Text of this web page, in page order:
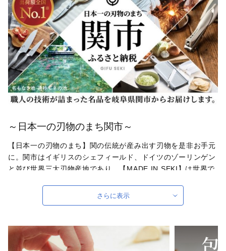
～日本一の刃物のまち関市～
【日本一の刃物のまち】関の伝統が産み出す刃物を是非お手元
に。関市はイギリスのシェフィールド、ドイツのゾーリンゲン
と並び世界三大刃物産地であり、【MADE IN SEKI】は世界で
として隆盛を極めたことに始まり、刀鍛冶の技術は、包丁、ナ
イフ、ハサミ、ツメキリなどの刃物づくりに受け継がれ、【刃
自治体ホームページは こちら
（外部サイト）
外部サイトへ遷移します。
さらに表示